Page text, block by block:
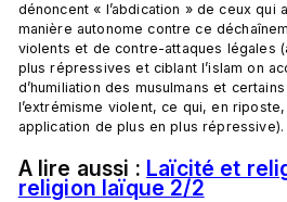
dénoncent « l’abdication » de ceux
manière autonome contre ce
violents et de contre-attaques légales
plus répressives et ciblant l’islam on
d’humiliation des musulmans et
l’extrémisme violent, ce qui, en
A lire aussi : Laïcité et
religion laïque 2/2